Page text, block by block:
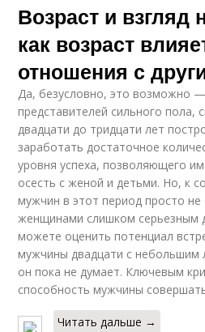
Возраст и взгляд
как возраст
отношения с
Да, безусловно, это возможно
представителей сильного пола,
двадцати до тридцати лет
заработать достаточное
уровня успеха, позволяющего
осесть с женой и детьми. Но, к
мужчин в этот период просто
женщинами слишком серьезным
можете оценить потенциал
мужчины двадцати с небольшим
он пока не думает. Ключевым
способность мужчины
Читать дальше →